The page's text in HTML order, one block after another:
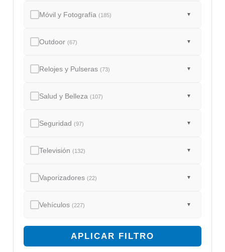
Móvil y Fotografía(185) ▼
Outdoor(67) ▼
Relojes y Pulseras(73) ▼
Salud y Belleza(107) ▼
Seguridad(97) ▼
Televisión(132) ▼
Vaporizadores(22) ▼
Vehículos(227) ▼
APLICAR FILTRO